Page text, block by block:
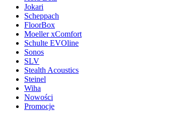
Jokari
Scheppach
FloorBox
Moeller xComfort
Schulte EVOline
Sonos
SLV
Stealth Acoustics
Steinel
Wiha
Nowości
Promocje